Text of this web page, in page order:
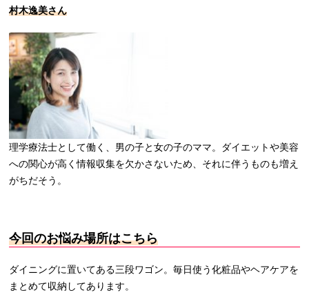
村木逸美さん
理学療法士として働く、男の子と女の子のママ。ダイエットや美容
への関心が高く情報収集を欠かさないため、それに伴うものも増え
がちだそう。
今回のお悩み場所はこちら
ダイニングに置いてある三段ワゴン。毎日使う化粧品やヘアケアを
まとめて収納してあります。